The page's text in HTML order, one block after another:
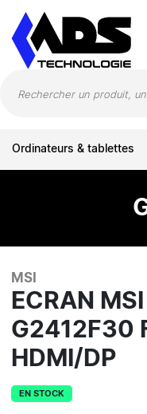
Ordinateurs & tablettes
MSI
ECRAN
G2412F30
HDMI/DP
EN STOCK